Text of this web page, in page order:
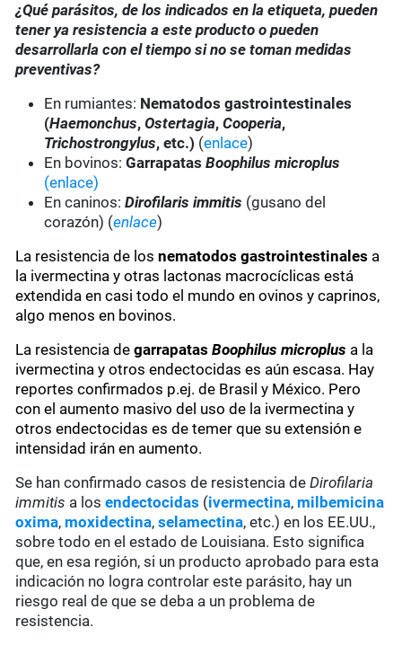
¿Qué parásitos, de los indicados en la etiqueta, pueden
tener ya resistencia a este producto o pueden
desarrollarla con el tiempo si no se toman medidas
preventivas?
En rumiantes: Nematodos gastrointestinales
(Haemonchus,Ostertagia,Cooperia,
Trichostrongylus, etc.) (enlace)
En bovinos: GarrapatasBoophilus microplus
(enlace)
En caninos:Dirofilaris immitis (gusano del
corazón) (enlace)
La resistencia de losnematodos gastrointestinales a
la ivermectina y otras lactonas macrocíclicas está
extendida en casi todo el mundo en ovinos y caprinos,
algo menos en bovinos.
La resistencia degarrapatasBoophilus microplus a la
ivermectina y otros endectocidas es aún escasa. Hay
reportes confirmados p.ej. de Brasil y México. Pero
con el aumento masivo del uso de la ivermectina y
otros endectocidas es de temer que su extensión e
intensidad irán en aumento.
Se han confirmado casos de resistencia deDirofilaria
immitis a losendectocidas (ivermectina, milbemicina
oxima, moxidectina,selamectina, etc.) en los EE.UU.,
sobre todo en el estado de Louisiana. Esto significa
que, en esa región, si un producto aprobado para esta
indicación no logra controlar este parásito, hay un
riesgo real de que se deba a un problema de
resistencia.